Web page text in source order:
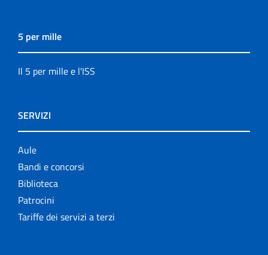
5 per mille
Il 5 per mille e l'ISS
SERVIZI
Aule
Bandi e concorsi
Biblioteca
Patrocini
Tariffe dei servizi a terzi